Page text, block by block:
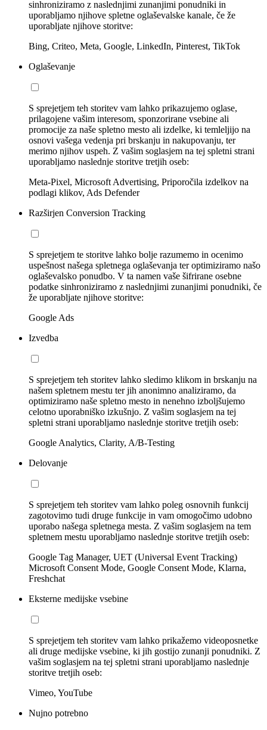
sinhroniziramo z naslednjimi zunanjimi ponudniki in
uporabljamo njihove spletne oglaševalske kanale, če že
uporabljate njihove storitve:
Bing, Criteo, Meta, Google, LinkedIn, Pinterest, TikTok
Oglaševanje
S sprejetjem teh storitev vam lahko prikazujemo oglase,
prilagojene vašim interesom, sponzorirane vsebine ali
promocije za naše spletno mesto ali izdelke, ki temleljijo na
osnovi vašega vedenja pri brskanju in nakupovanju, ter
merimo njihov uspeh. Z vašim soglasjem na tej spletni strani
uporabljamo naslednje storitve tretjih oseb:
Meta-Pixel, Microsoft Advertising, Priporočila izdelkov na
podlagi klikov, Ads Defender
Razširjen Conversion Tracking
S sprejetjem te storitve lahko bolje razumemo in ocenimo
uspešnost našega spletnega oglaševanja ter optimiziramo našo
oglaševalsko ponudbo. V ta namen vaše šifrirane osebne
podatke sinhroniziramo z naslednjimi zunanjimi ponudniki, če
že uporabljate njihove storitve:
Google Ads
Izvedba
S sprejetjem teh storitev lahko sledimo klikom in brskanju na
našem spletnem mestu ter jih anonimno analiziramo, da
optimiziramo naše spletno mesto in nenehno izboljšujemo
celotno uporabniško izkušnjo. Z vašim soglasjem na tej
spletni strani uporabljamo naslednje storitve tretjih oseb:
Google Analytics, Clarity, A/B-Testing
Delovanje
S sprejetjem teh storitev vam lahko poleg osnovnih funkcij
zagotovimo tudi druge funkcije in vam omogočimo udobno
uporabo našega spletnega mesta. Z vašim soglasjem na tem
spletnem mestu uporabljamo naslednje storitve tretjih oseb:
Google Tag Manager, UET (Universal Event Tracking)
Microsoft Consent Mode, Google Consent Mode, Klarna,
Freshchat
Eksterne medijske vsebine
S sprejetjem teh storitev vam lahko prikažemo videoposnetke
ali druge medijske vsebine, ki jih gostijo zunanji ponudniki. Z
vašim soglasjem na tej spletni strani uporabljamo naslednje
storitve tretjih oseb:
Vimeo, YouTube
Nujno potrebno